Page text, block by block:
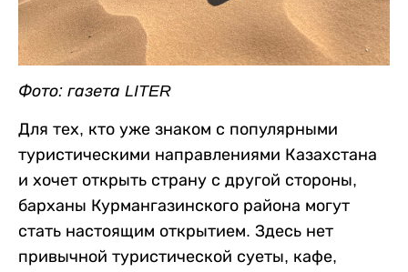
Фото: газета LITER
Для тех, кто уже знаком с популярными
туристическими направлениями Казахстана
и хочет открыть страну с другой стороны,
барханы Курмангазинского района могут
стать настоящим открытием. Здесь нет
привычной туристической суеты, кафе,